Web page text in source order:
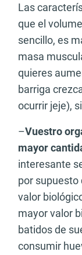
Las
que el
sencillo, es
masa
quieres
barriga
ocurrir jeje),
–Vuestro
mayor
interesante
por supuesto
valor
mayor valor
batidos de
consumir